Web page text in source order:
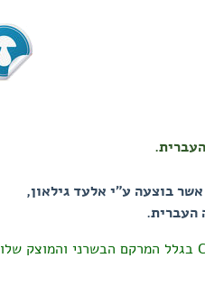
אשר בוצעה ע"י אלעד גילאון,
העברית.
*השם העממי של הפטרייה באנגלית - Chicken of the woods בגלל המרקם הבשרני והמוצק שלו